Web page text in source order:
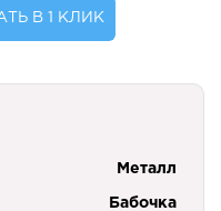
В 1 КЛИК
Металл
Бабочка